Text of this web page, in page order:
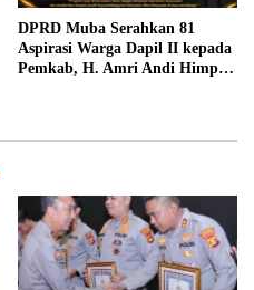
DPRD Muba Serahkan 81
Aspirasi Warga Dapil II kepada
Pemkab, H. Amri Andi Himpun